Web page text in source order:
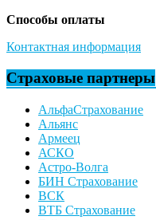
Способы оплаты
Контактная информация
Страховые партнеры
АльфаСтрахование
Альянс
Армеец
АСКО
Астро-Волга
БИН Страхование
ВСК
ВТБ Страхование